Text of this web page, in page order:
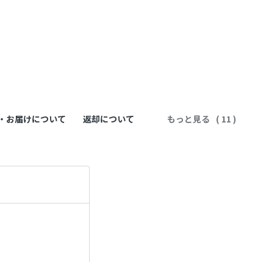
お届けについて 返却について もっと見る